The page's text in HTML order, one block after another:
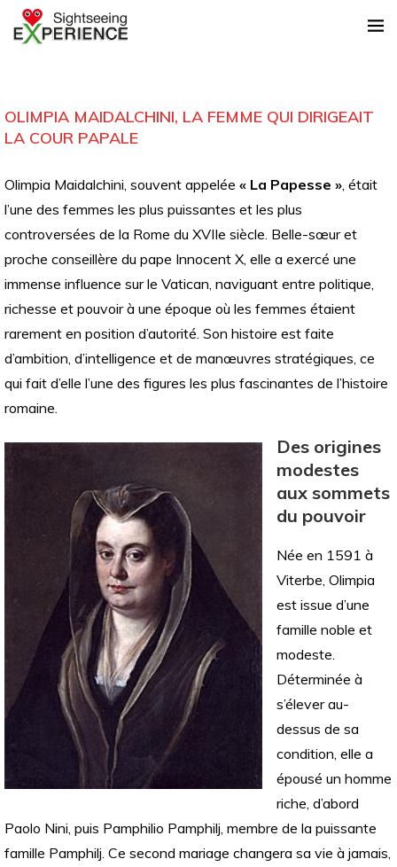
OLIMPIA MAIDALCHINI, LA FEMME QUI DIRIGEAIT
LA COUR PAPALE
Olimpia Maidalchini, souvent appelée « La Papesse » , était
l’une des femmes les plus puissantes et les plus
controversées de la Rome du XVIIe siècle. Belle-sœur et
proche conseillère du pape Innocent X, elle a exercé une
immense influence sur le Vatican, naviguant entre politique,
richesse et pouvoir à une époque où les femmes étaient
rarement en position d’autorité. Son histoire est faite
d’ambition, d’intelligence et de manœuvres stratégiques, ce
qui fait d’elle l’une des figures les plus fascinantes de l’histoire
romaine.
Des origines
modestes
aux sommets
du pouvoir
Née en 1591 à
Viterbe, Olimpia
est issue d’une
famille noble et
modeste.
Déterminée à
s’élever au-
dessus de sa
condition, elle a
épousé un homme
riche, d’abord
Paolo Nini, puis Pamphilio Pamphilj, membre de la puissante
famille Pamphilj. Ce second mariage changera sa vie à jamais,